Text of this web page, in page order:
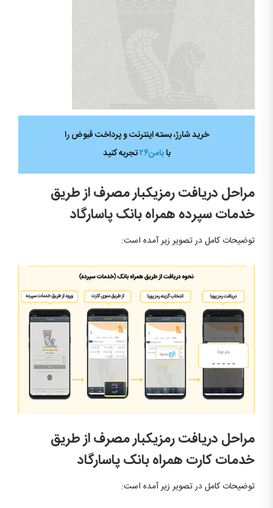
خرید شارژ، بسته اینترنت و پرداخت قبوض را
بابامن۲۴ تجربه کنید
مراحل دریافت رمزیکبار مصرف از طریق
خدمات سپرده همراه بانک پاسارگاد
توضیحات کامل در تصویر زیر آمده است:
مراحل دریافت رمزیکبار مصرف از طریق
خدمات کارت همراه بانک پاسارگاد
توضیحات کامل در تصویر زیر آمده است: